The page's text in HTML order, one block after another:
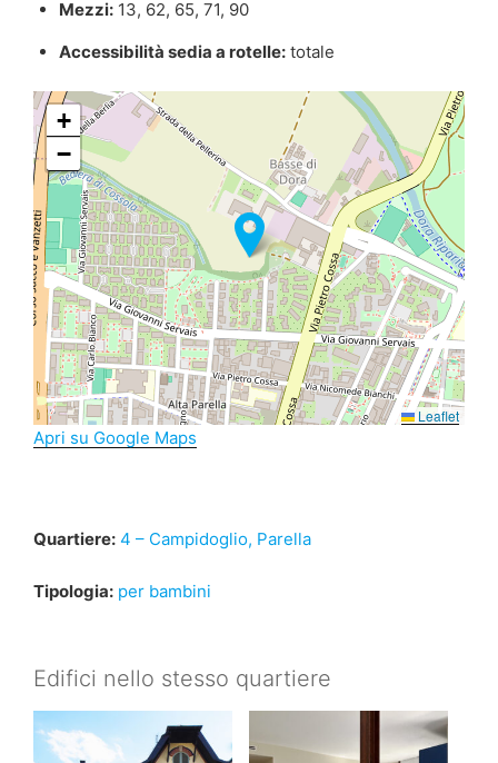
Mezzi:13, 62, 65, 71, 90
Accessibilità sedia a rotelle:totale
+
−
Leaflet
Apri su Google Maps
Quartiere: 4 – Campidoglio, Parella
Tipologia: per bambini
Edifici nello stesso quartiere